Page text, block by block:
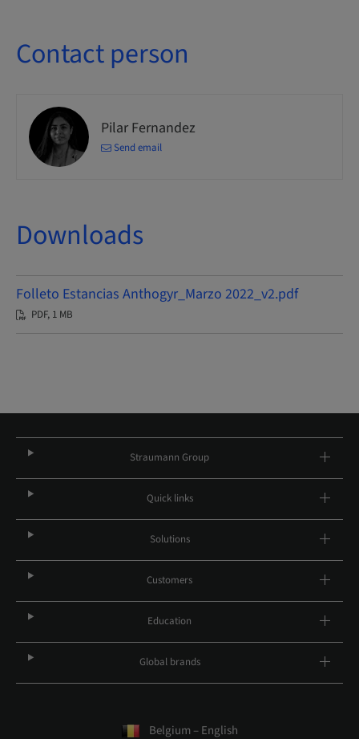
Contact person
Pilar Fernandez
Send email
Downloads
Folleto Estancias Anthogyr_Marzo 2022_v2.pdf
PDF, 1 MB
Straumann Group
Quick links
Solutions
Customers
Education
Global brands
Belgium – English